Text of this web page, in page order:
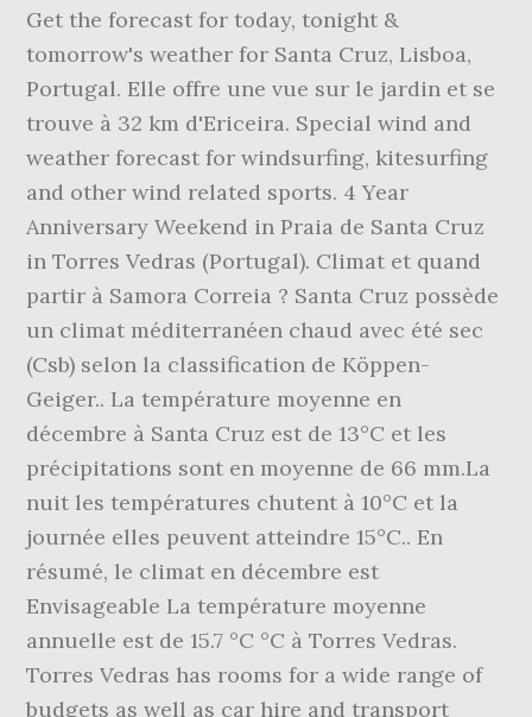
Get the forecast for today, tonight &
tomorrow's weather for Santa Cruz, Lisboa,
Portugal. Elle offre une vue sur le jardin et se
trouve à 32 km d'Ericeira. Special wind and
weather forecast for windsurfing, kitesurfing
and other wind related sports. 4 Year
Anniversary Weekend in Praia de Santa Cruz
in Torres Vedras (Portugal). Climat et quand
partir à Samora Correia ? Santa Cruz possède
un climat méditerranéen chaud avec été sec
(Csb) selon la classification de Köppen-
Geiger.. La température moyenne en
décembre à Santa Cruz est de 13°C et les
précipitations sont en moyenne de 66 mm.La
nuit les températures chutent à 10°C et la
journée elles peuvent atteindre 15°C.. En
résumé, le climat en décembre est
Envisageable La température moyenne
annuelle est de 15.7 °C °C à Torres Vedras.
Torres Vedras has rooms for a wide range of
budgets as well as car hire and transport